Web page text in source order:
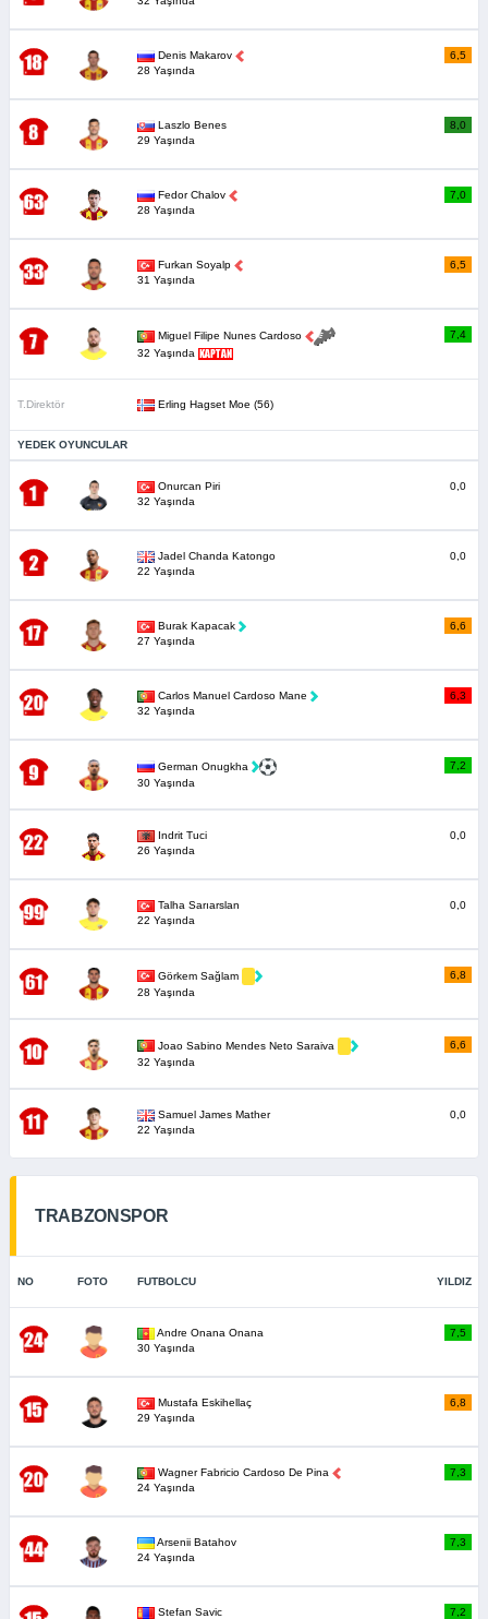
Denis Makarov
28 Yaşında
6,5
Laszlo Benes
29 Yaşında
8,0
Fedor Chalov
28 Yaşında
7,0
Furkan Soyalp
31 Yaşında
6,5
Miguel Filipe Nunes Cardoso
32 Yaşında
7,4
T.Direktör Erling Hagset Moe (56)
YEDEK OYUNCULAR
Onurcan Piri
32 Yaşında
0,0
Jadel Chanda Katongo
22 Yaşında
0,0
Burak Kapacak
27 Yaşında
6,6
Carlos Manuel Cardoso Mane
32 Yaşında
6,3
German Onugkha
30 Yaşında
7,2
Indrit Tuci
26 Yaşında
0,0
Talha Sarıarslan
22 Yaşında
0,0
Görkem Sağlam
28 Yaşında
6,8
Joao Sabino Mendes Neto Saraiva
32 Yaşında
6,6
Samuel James Mather
22 Yaşında
0,0
TRABZONSPOR
NO FOTO FUTBOLCU YILDIZ
Andre Onana Onana
30 Yaşında
7,5
Mustafa Eskihellaç
29 Yaşında
6,8
Wagner Fabricio Cardoso De Pina
24 Yaşında
7,3
Arsenii Batahov
24 Yaşında
7,3
Stefan Savic
7,2